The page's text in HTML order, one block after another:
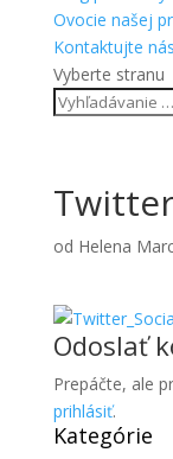
Ovocie našej
Kontaktujte nás
Vyberte stranu
od Helena
Odoslať
Prepáčte, ale
prihlásiť.
Kategórie